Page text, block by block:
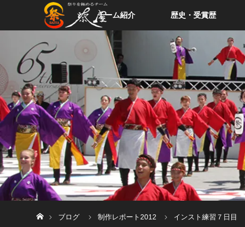
チーム紹介 歴史・受賞歴
ブログ
制作レポート2012 インスト練習７日目